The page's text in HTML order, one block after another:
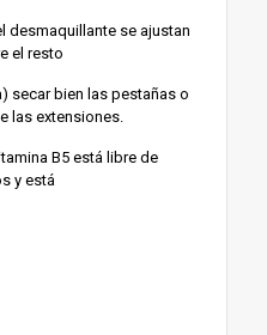
desmaquillante se ajustan
el resto
secar bien las pestañas o
las extensiones.
B5 está libre de
y está